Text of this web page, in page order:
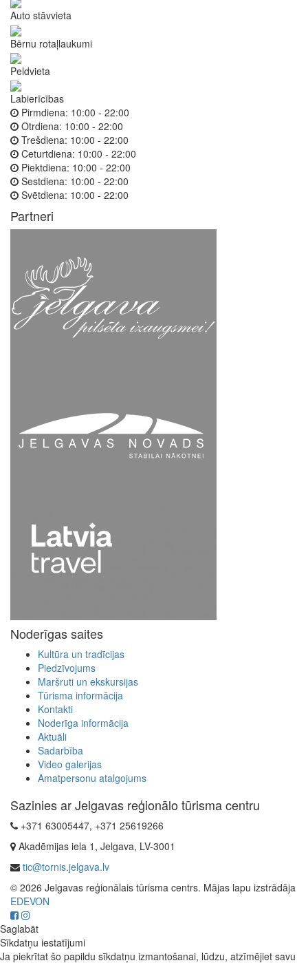
Auto stāvvieta
Bērnu rotaļlaukumi
Peldvieta
Labierīcības
Pirmdiena: 10:00 - 22:00
Otrdiena: 10:00 - 22:00
Trešdiena: 10:00 - 22:00
Ceturtdiena: 10:00 - 22:00
Piektdiena: 10:00 - 22:00
Sestdiena: 10:00 - 22:00
Svētdiena: 10:00 - 22:00
Partneri
Noderīgas saites
Kultūra un tradīcijas
Piedzīvojums
Maršruti un ekskursijas
Tūrisma informācija
Kontakti
Noderīga informācija
Aktuāli
Sadarbība
Video galerijas
Amatpersonu atalgojums
Sazinies ar Jelgavas reģionālo tūrisma centru
+371 63005447, +371 25619266
Akadēmijas iela 1, Jelgava, LV-3001
tic@tornis.jelgava.lv
© 2026 Jelgavas reģionālais tūrisma centrs. Mājas lapu izstrādāja
EDEVON
Saglabāt
Sīkdatņu iestatījumi
Ja piekrītat šo papildu sīkdatņu izmantošanai, lūdzu, atzīmējiet savu